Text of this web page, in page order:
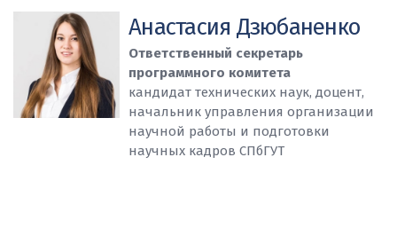
Анастасия Дзюбаненко
Ответственный секретарь
программного комитета
кандидат технических наук, доцент,
начальник управления организации
научной работы и подготовки
научных кадров СПбГУТ